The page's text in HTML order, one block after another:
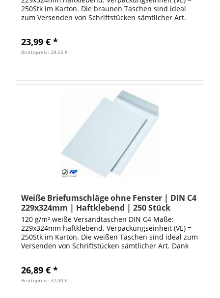
250Stk im Karton. Die braunen Taschen sind ideal
zum Versenden von Schriftstücken sämtlicher Art.
23,99 € *
Bruttopreis: 28,55 €
Weiße Briefumschläge ohne Fenster | DIN C4
229x324mm | Haftklebend | 250 Stück
120 g/m² weiße Versandtaschen DIN C4 Maße:
229x324mm haftklebend. Verpackungseinheit (VE) =
250Stk im Karton. Die weißen Taschen sind ideal zum
Versenden von Schriftstücken sämtlicher Art. Dank
26,89 € *
Bruttopreis: 32,00 €